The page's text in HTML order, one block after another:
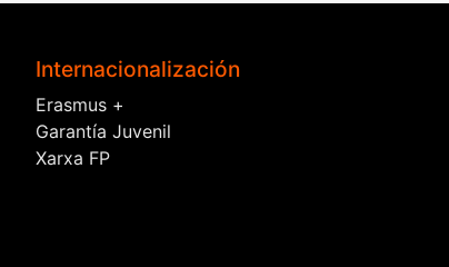
Internacionalización
Erasmus +
Garantía Juvenil
Xarxa FP